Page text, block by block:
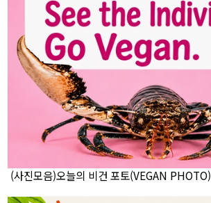
(사진모음)오늘의 비건 포토(VEGAN PHOTO)